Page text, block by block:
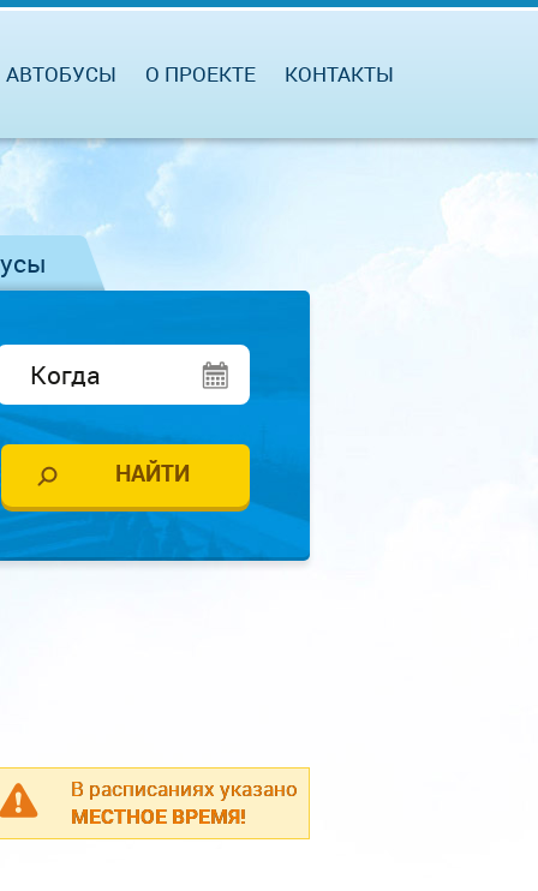
АВТОБУСЫ О ПРОЕКТЕ КОНТАКТЫ
В расписаниях указано
МЕСТНОЕ ВРЕМЯ!